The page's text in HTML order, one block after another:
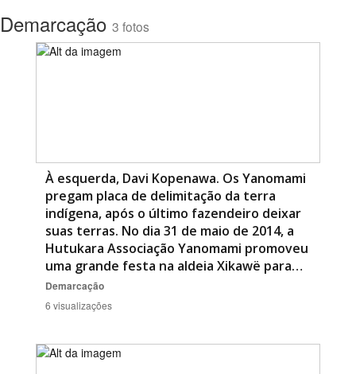
Demarcação 3 fotos
À esquerda, Davi Kopenawa. Os Yanomami
pregam placa de delimitação da terra
indígena, após o último fazendeiro deixar
suas terras. No dia 31 de maio de 2014, a
Hutukara Associação Yanomami promoveu
uma grande festa na aldeia Xikawë para…
Demarcação
6 visualizações